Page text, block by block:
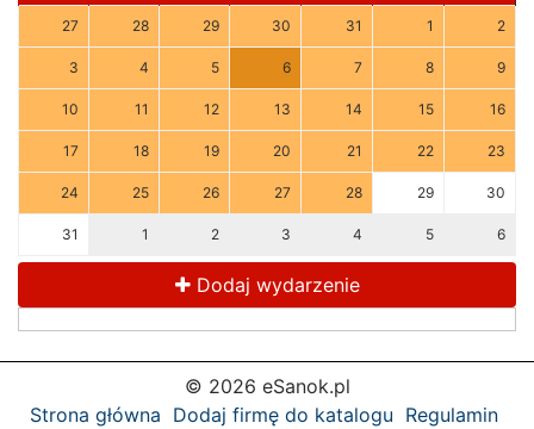
27 28 29 30 31 1 2
3 4 5 6 7 8 9
10 11 12 13 14 15 16
17 18 19 20 21 22 23
24 25 26 27 28 29 30
31 1 2 3 4 5 6
Dodaj wydarzenie
© 2026 eSanok.pl
Strona główna Dodaj firmę do katalogu Regulamin